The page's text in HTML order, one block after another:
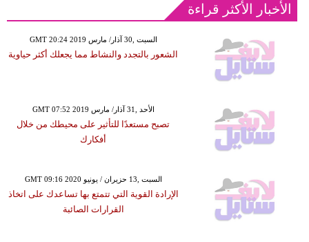
الأخبار الأكثر قراءة
GMT 20:24 2019 السبت ,30 آذار/ مارس
الشعور بالتجدد والنشاط مما يجعلك أكثر حياوية
GMT 07:52 2019 الأحد ,31 آذار/ مارس
تصبح مستعدًا للتأثير على محيطك من خلال
أفكارك
GMT 09:16 2020 السبت ,13 حزيران / يونيو
الإرادة القوية التي تتمتع بها تساعدك على اتخاذ
القرارات الصائبة